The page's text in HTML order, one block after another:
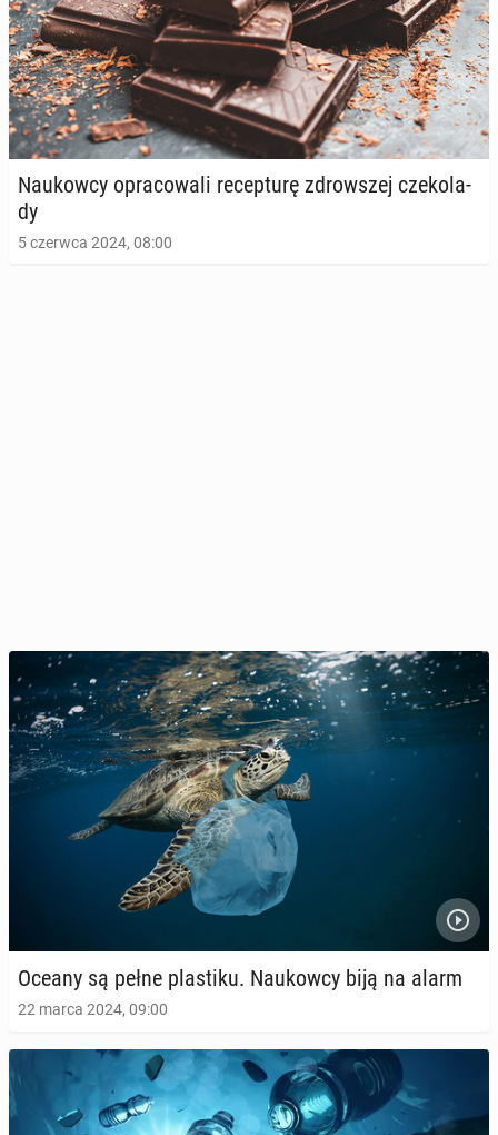
Na­ukow­cy opra­co­wa­li re­cep­tu­rę zdrow­szej cze­ko­la­
dy
5 czerwca 2024, 08:00
Oceany są pełne pla­sti­ku. Na­ukow­cy biją na alarm
22 marca 2024, 09:00